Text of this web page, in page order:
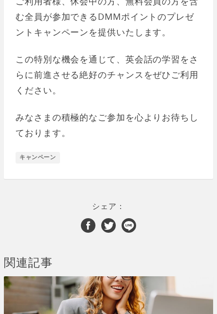
む全員が参加できるDMMポイントのプレゼ
ントキャンペーンを提供いたします。
この特別な機会を通じて、英会話の学習をさ
らに前進させる絶好のチャンスをぜひご利用
ください。
みなさまの積極的なご参加を心よりお待ちし
ております。
キャンペーン
シェア：
関連記事